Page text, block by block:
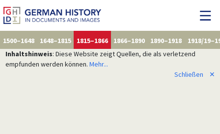
1500–1648 1648–1815 1815–1866 1866–1890 1890–1918
1918/
Inhaltshinweis: Diese Website zeigt Quellen, die als verletzend
empfunden werden können. Mehr...
Schließen
✕